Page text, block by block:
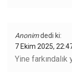
Anonimdedi ki:
7 Ekim 2025,
Yine farkındalık